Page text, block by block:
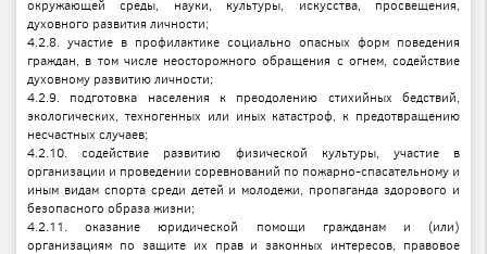
окружающей среды, науки, культуры, искусства, просвещения,
духовного развития личности;
4.2.8. участие в профилактике социально опасных форм поведения
граждан, в том числе неосторожного обращения с огнем, содействие
духовному развитию личности;
4.2.9. подготовка населения к преодолению стихийных бедствий,
экологических, техногенных или иных катастроф, к предотвращению
несчастных случаев;
4.2.10. содействие развитию физической культуры, участие в
организации и проведении соревнований по пожарно-спасательному и
иным видам спорта среди детей и молодежи, пропаганда здорового и
безопасного образа жизни;
4.2.11. оказание юридической помощи гражданам и (или)
организациям по защите их прав и законных интересов, правовое